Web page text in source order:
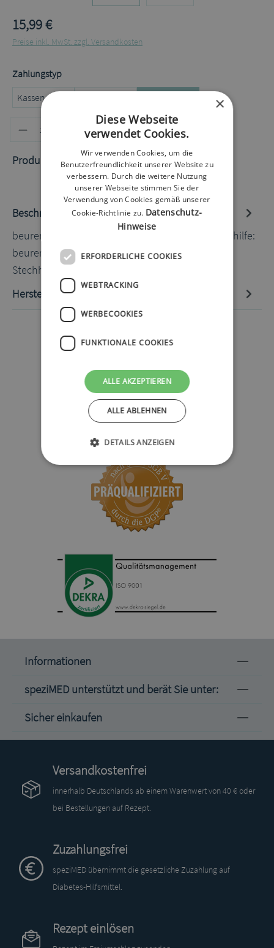
15,99 €
Preise inkl. MwSt. zzgl. Versandkosten
Zahlungstypauswählen
Kassenrezept
Produkt Anzahl: Gib den
In den Warenkorb
Produktnummer:50050926.3
Beschreibung
beurer Lanzetten 28G 100 Stück geeignete Stechhilfe:
beurer Stechhilfe alle GL 50 Sets (integrierte
Stechhilfe) alle…
Hersteller-Informationen
Informationen
speziMED unterstützt und berät Sie unter:
Sicher einkaufen
Versandkostenfrei
innerhalb Deutschlands ab einem Warenwert von 40 € oder
bei Bestellungen auf Rezept.
Zuzahlungsfrei
speziMED übernimmt die gesetzliche Zuzahlung auf
Diabetes-Hilfsmittel.
Rezept einlösen
×
Diese Webseite
verwendet Cookies.
Wir verwenden Cookies, um die
Benutzerfreundlichkeit unserer Website zu
verbessern. Durch die weitere Nutzung
unserer Webseite stimmen Sie der
Verwendung von Cookies gemäß unserer
Cookie-Richtlinie zu. Datenschutz-
Hinweise
ERFORDERLICHE COOKIES
WEBTRACKING
WERBECOOKIES
FUNKTIONALE COOKIES
ALLE AKZEPTIEREN
ALLE ABLEHNEN
DETAILS ANZEIGEN